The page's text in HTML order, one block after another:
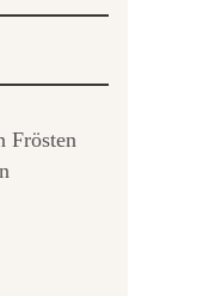
Frösten